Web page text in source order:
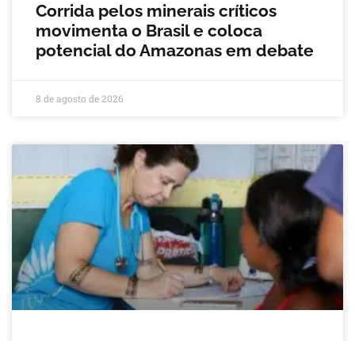
Corrida pelos minerais críticos
movimenta o Brasil e coloca
potencial do Amazonas em debate
8 de agosto de 2026